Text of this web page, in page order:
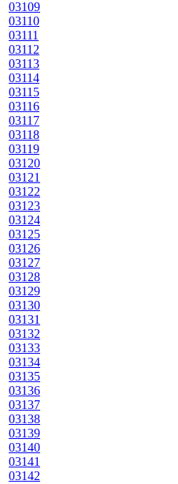
03109
03110
03111
03112
03113
03114
03115
03116
03117
03118
03119
03120
03121
03122
03123
03124
03125
03126
03127
03128
03129
03130
03131
03132
03133
03134
03135
03136
03137
03138
03139
03140
03141
03142